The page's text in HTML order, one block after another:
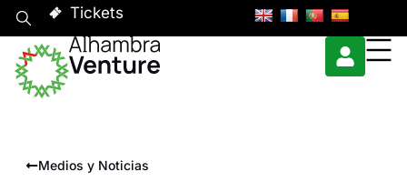
Tickets
Medios y Noticias